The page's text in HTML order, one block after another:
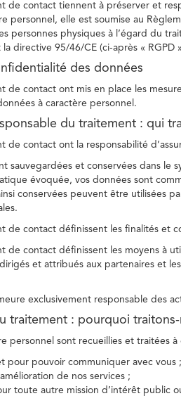
de contact tiennent à préserver et
personnel, elle est soumise au
personnes physiques à l’égard du
directive 95/46/CE (ci-après « RGPD
des données
de contact ont mis en place les
à caractère personnel.
du traitement : qui
de contact ont la responsabilité
sauvegardées et conservées dans
évoquée, vos données sont
conservées peuvent être utilisées
de contact définissent les finalités et
de contact définissent les moyens à
et attribués aux partenaires et
exclusivement responsable des
traitement : pourquoi
personnel sont recueillies et traitées à
pour pouvoir communiquer avec vous ;
de nos services ;
toute autre mission d’intérêt public